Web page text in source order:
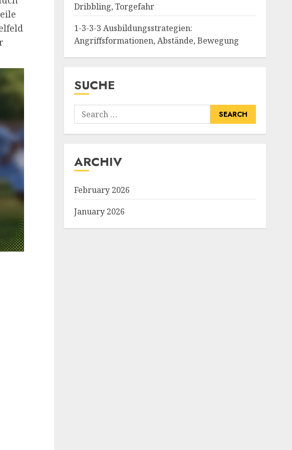
Dribbling, Torgefahr
1-3-3-3 Ausbildungsstrategien:
Angriffsformationen, Abstände, Bewegung
SUCHE
Search
for:
ARCHIV
February 2026
January 2026